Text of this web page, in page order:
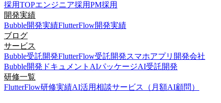
採用TOPエンジニア採用PM採用
開発実績
Bubble開発実績FlutterFlow開発実績
ブログ
サービス
Bubble受託開発FlutterFlow受託開発スマホアプリ開発会社
Bubble開発ドキュメント AIパッケージAI受託開発
研修一覧
FlutterFlow研修実績AI活用相談サービス（月額AI顧問）